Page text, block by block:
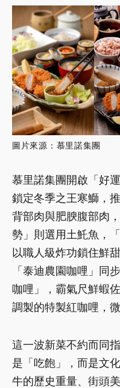
圖片來源： 慕里諾集團
慕里諾集團開啟「好
鎖定冬季之王寒鰤，
背部肉與肥腴腹部肉
勢」則選用土魠魚，
以職人級炸功鎖住鮮
「泰迪農園咖哩」同
咖哩」，霸氣尺鮮蝦
調製的特製紅咖哩，
這一波新菜不約而同
是「吃飽」，而是文
牛的歷史重量、街頭